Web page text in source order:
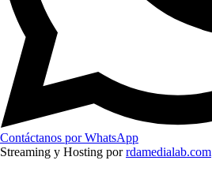
Contáctanos por WhatsApp
Streaming y Hosting porrdamedialab.com